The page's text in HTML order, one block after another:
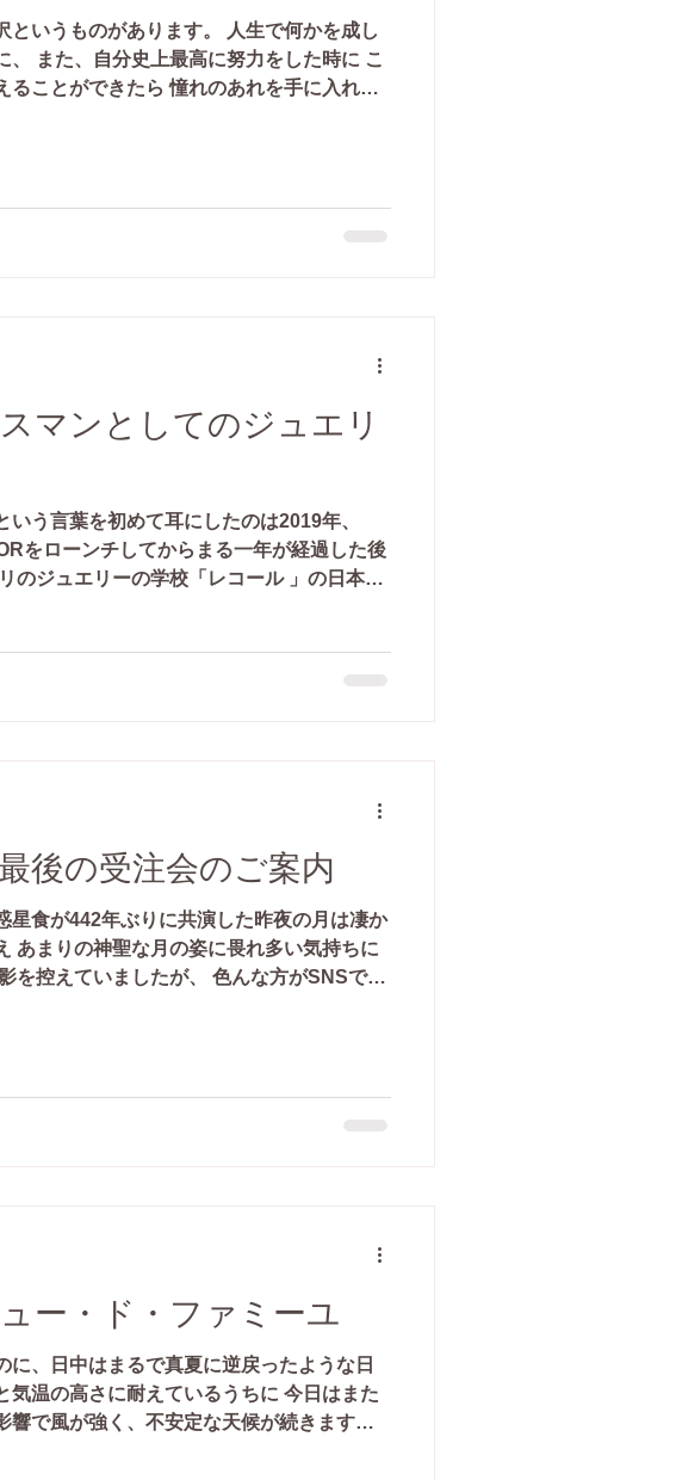
というものがあります。 人生で何かを成し
、 また、自分史上最高に努力をした時に こ
ることができたら 憧れのあれを手に入れよ
マンとしてのジュエリ
いう言葉を初めて耳にしたのは2019年、
をローンチしてからまる一年が経過した後
のジュエリーの学校「レコール 」の日本で
後の受注会のご案内
星食が442年ぶりに共演した昨夜の月は凄か
あまりの神聖な月の姿に畏れ多い気持ちに
を控えていましたが、 色んな方がSNSでア
ー・ド・ファミーユ
に、日中はまるで真夏に逆戻ったような日
気温の高さに耐えているうちに 今日はまた
響で風が強く、不安定な天候が続きます